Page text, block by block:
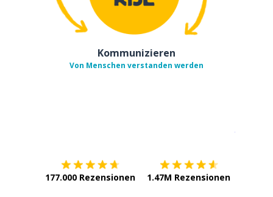
Kommunizieren
Von Menschen verstanden werden
177.000 Rezensionen 1.47M Rezensionen